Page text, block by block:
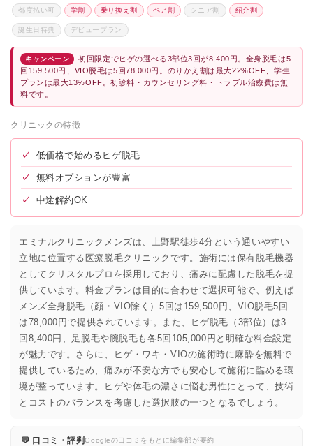
都度払い可 学割 乗り換え割 ペア割 シニア割 紹介割
誕生日特典 デビュープラン
キャンペーン
初回限定でヒゲの選べる3部位3回が8,400円。全身脱毛は5
回159,500円、VIO脱毛は5回78,000円。のりかえ割は最大22%OFF、学生
プランは最大13%OFF。初診料・カウンセリング料・トラブル治療費は無
料です。
クリニックの特徴
✓ 低価格で始めるヒゲ脱毛
✓ 無料オプションが豊富
✓ 中途解約OK
エミナルクリニックメンズは、上野駅徒歩4分という通いやすい
立地に位置する医療脱毛クリニックです。施術には保有脱毛機器
としてクリスタルプロを採用しており、痛みに配慮した脱毛を提
供しています。料金プランは目的に合わせて選択可能で、例えば
メンズ全身脱毛（顔・VIO除く）5回は159,500円、VIO脱毛5回
は78,000円で提供されています。また、ヒゲ脱毛（3部位）は3
回8,400円、足脱毛や腕脱毛も各5回105,000円と明確な料金設定
が魅力です。さらに、ヒゲ・ワキ・VIOの施術時に麻酔を無料で
提供しているため、痛みが不安な方でも安心して施術に臨める環
境が整っています。ヒゲや体毛の濃さに悩む男性にとって、技術
とコストのバランスを考慮した選択肢の一つとなるでしょう。
💬 口コミ・評判Googleの口コミをもとに編集部が要約